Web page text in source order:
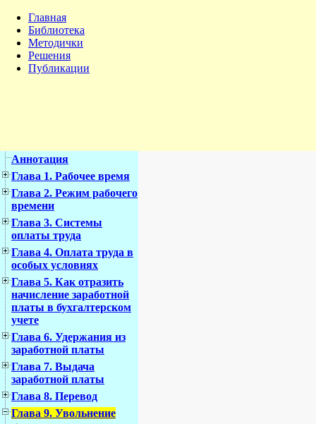
Главная
Библиотека
Методички
Решения
Публикации
Аннотация
Глава 1. Рабочее время
Глава 2. Режим рабочего
времени
Глава 3. Системы
оплаты труда
Глава 4. Оплата труда в
особых условиях
Глава 5. Как отразить
начисление заработной
платы в бухгалтерском
учете
Глава 6. Удержания из
заработной платы
Глава 7. Выдача
заработной платы
Глава 8. Перевод
Глава 9. Увольнение